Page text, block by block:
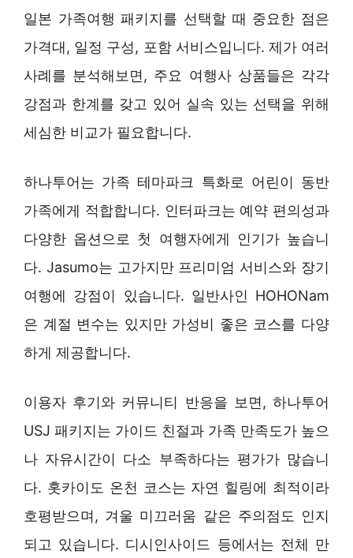
일본 가족여행 패키지를 선택할 때 중요한 점은
가격대, 일정 구성, 포함 서비스입니다. 제가 여러
사례를 분석해보면, 주요 여행사 상품들은 각각
강점과 한계를 갖고 있어 실속 있는 선택을 위해
세심한 비교가 필요합니다.
하나투어는 가족 테마파크 특화로 어린이 동반
가족에게 적합합니다. 인터파크는 예약 편의성과
다양한 옵션으로 첫 여행자에게 인기가 높습니
다. Jasumo는 고가지만 프리미엄 서비스와 장기
여행에 강점이 있습니다. 일반사인 HOHONam
은 계절 변수는 있지만 가성비 좋은 코스를 다양
하게 제공합니다.
이용자 후기와 커뮤니티 반응을 보면, 하나투어
USJ 패키지는 가이드 친절과 가족 만족도가 높으
나 자유시간이 다소 부족하다는 평가가 많습니
다. 홋카이도 온천 코스는 자연 힐링에 최적이라
호평받으며, 겨울 미끄러움 같은 주의점도 인지
되고 있습니다. 디시인사이드 등에서는 전체 만